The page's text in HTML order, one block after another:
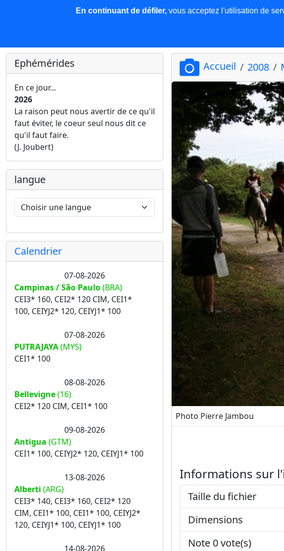
Les nouvelles Base de données Plus
Ephémérides
En ce jour...
2026
La raison peut nous avertir de ce qu'il
faut éviter, le coeur seul nous dit ce
qu'il faut faire.
(J. Joubert)
langue
Calendrier
07-08-2026
Campinas / São Paulo(BRA)
CEI3* 160, CEI2* 120 CIM, CEI1*
100, CEIYJ2* 120, CEIYJ1* 100
07-08-2026
PUTRAJAYA(MYS)
CEI1* 100
08-08-2026
Bellevigne(16)
CEI2* 120 CIM, CEI1* 100
09-08-2026
Antigua (GTM)
CEI1* 100, CEIYJ2* 120, CEIYJ1* 100
13-08-2026
Alberti (ARG)
CEI3* 140, CEI3* 160, CEI2* 120
CIM, CEI1* 100, CEI1* 100, CEIYJ2*
120, CEIYJ1* 100, CEIYJ1* 100
14-08-2026
Accueil 2008
Photo Pierre Jambou
Informations sur
Taille du fichier
Dimensions
Note 0 vote(s)
En continuant de défiler,vous acceptez l'utilisation de